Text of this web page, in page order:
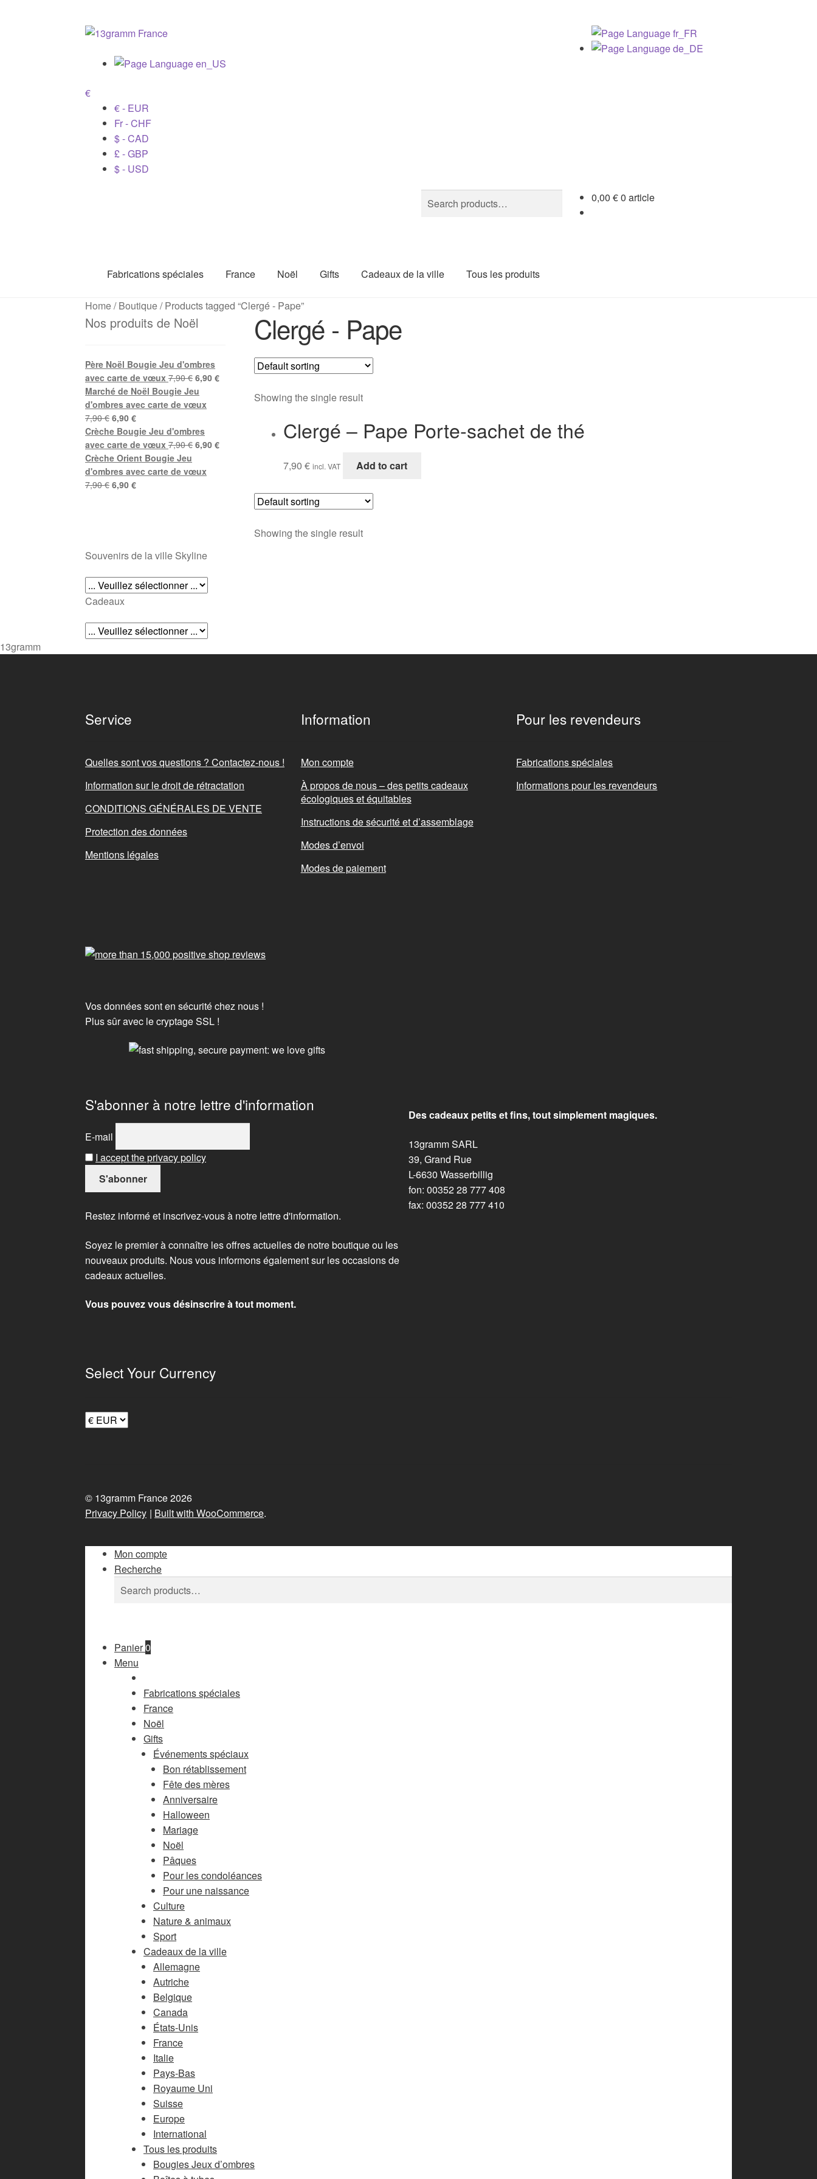
€
€ - EUR
Fr - CHF
$ - CAD
£ - GBP
$ - USD
0,00 €0 article
Search
for:
Search
Fabrications spéciales France Noël Gifts Cadeaux de la ville Tous les produits
Home/Boutique/Products tagged “Clergé - Pape”
Clergé - Pape
Showing the single result
Clergé – Pape Porte-sachet de thé
7,90 € incl. VAT Add to cart
Showing the single result
Nos produits de Noël
Père Noël Bougie Jeu d'ombres
avec carte de vœux 7,90€ Original
price
was:
6,90€Current
Marché de Noël Bougie Jeu
d'ombres avec carte de vœux
7,90€ Original
price
was:
7,90 €.
6,90€Current
price
is:
6,90 €.
Crèche Bougie Jeu d'ombres
avec carte de vœux 7,90€ Original
was:
6,90€Current
Crèche Orient Bougie Jeu
d'ombres avec carte de vœux
7,90€ Original
6,90€Current
Souvenirs de la ville Skyline
Cadeaux
13gramm
Service
Quelles sont vos questions ? Contactez-nous !
Information sur le droit de rétractation
CONDITIONS GÉNÉRALES DE VENTE
Protection des données
Mentions légales
Information
Mon compte
À propos de nous – des petits cadeaux
écologiques et équitables
Instructions de sécurité et d’assemblage
Modes d’envoi
Modes de paiement
Pour les revendeurs
Fabrications spéciales
Informations pour les revendeurs
Vos données sont en sécurité chez nous !
Plus sûr avec le cryptage SSL !
S'abonner à notre lettre d'information
E-mail
I accept the privacy policy
Restez informé et inscrivez-vous à notre lettre d'information.
Soyez le premier à connaître les offres actuelles de notre boutique ou les
nouveaux produits. Nous vous informons également sur les occasions de
cadeaux actuelles.
Vous pouvez vous désinscrire à tout moment.
Des cadeaux petits et fins, tout simplement magiques.
13gramm SARL
39, Grand Rue
L-6630 Wasserbillig
fon: 00352 28 777 408
fax: 00352 28 777 410
Select Your Currency
© 13gramm France 2026
Privacy Policy
Built with WooCommerce.
Mon compte
Recherche
Search
for:
Search
Panier0
Menu
Fabrications spéciales
France
Noël
Gifts
Événements spéciaux
Bon rétablissement
Fête des mères
Anniversaire
Halloween
Mariage
Noël
Pâques
Pour les condoléances
Pour une naissance
Culture
Nature & animaux
Sport
Cadeaux de la ville
Allemagne
Autriche
Belgique
Canada
États-Unis
France
Italie
Pays-Bas
Royaume Uni
Suisse
Europe
International
Tous les produits
Bougies Jeux d’ombres